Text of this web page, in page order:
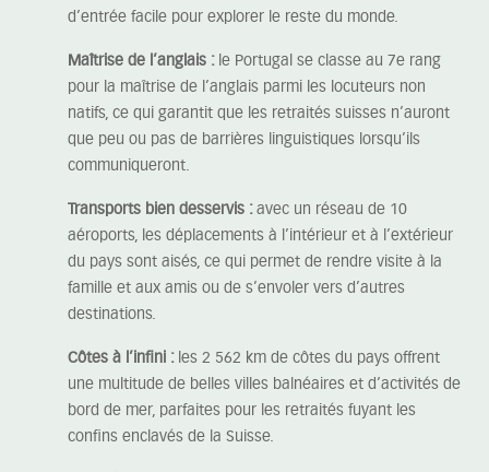
d’entrée facile pour explorer le reste du monde.
Maîtrise de l’anglais : le Portugal se classe au 7e rang
pour la maîtrise de l’anglais parmi les locuteurs non
natifs, ce qui garantit que les retraités suisses n’auront
que peu ou pas de barrières linguistiques lorsqu’ils
communiqueront.
Transports bien desservis :avec un réseau de 10
aéroports, les déplacements à l’intérieur et à l’extérieur
du pays sont aisés, ce qui permet de rendre visite à la
famille et aux amis ou de s’envoler vers d’autres
destinations.
Côtes à l’infini : les 2 562 km de côtes du pays offrent
une multitude de belles villes balnéaires et d’activités de
bord de mer, parfaites pour les retraités fuyant les
confins enclavés de la Suisse.